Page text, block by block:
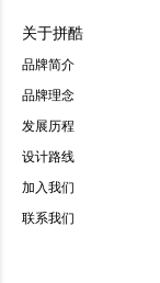
关于拼酷
品牌简介
品牌理念
发展历程
设计路线
加入我们
联系我们